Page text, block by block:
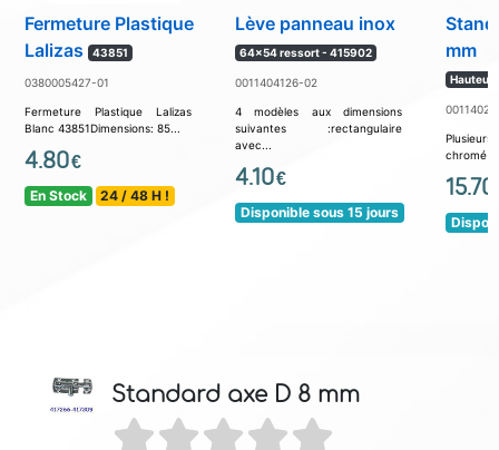
Fermeture Plastique
Lalizas
43851
0380005427-01
Fermeture Plastique Lalizas
Blanc 43851Dimensions: 85...
4.80€
En Stock 24 / 48 H !
Lève panneau inox
64x54 ressort - 415902
0011404126-02
4 modèles aux dimensions
suivantes :rectangulaire
avec...
4.10€
Disponible sous 15 jours
mm
Hauteur:
chromé
15.70
Standard axe D 8 mm